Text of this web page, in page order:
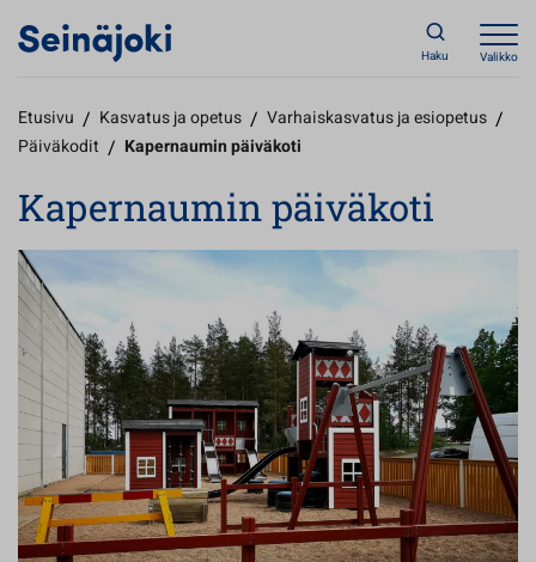
Haku Valikko
Etusivu / Kasvatus ja opetus / Varhaiskasvatus ja esiopetus /
Päiväkodit / Kapernaumin päiväkoti
Kapernaumin päiväkoti